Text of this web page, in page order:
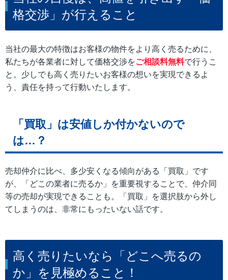
格交渉」が行えること
当社の最大の特徴はお客様の物件をより高く売るために、
私たちが各業者に対して価格交渉をご相談料無料で行うこ
と。少しでも高く売りたいお客様の想いを実現できるよ
う、責任を持って行動いたします。
「買取」は安値しか付かないので
は…？
売却仲介に比べ、多少安くなる傾向がある「買取」です
が、「どこの業者に売るか」を重要視することで、仲介同
等の売却が実現できることも。「買取」を選択肢から外し
てしまうのは、非常にもったいない話です。
高く売りたいなら「どこへ売るの
か」を見極めること！